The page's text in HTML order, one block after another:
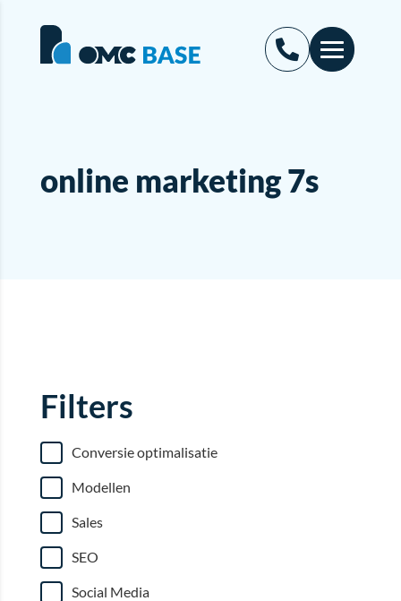
online marketing 7s
Filters
Conversie optimalisatie
Modellen
Sales
SEO
Social Media